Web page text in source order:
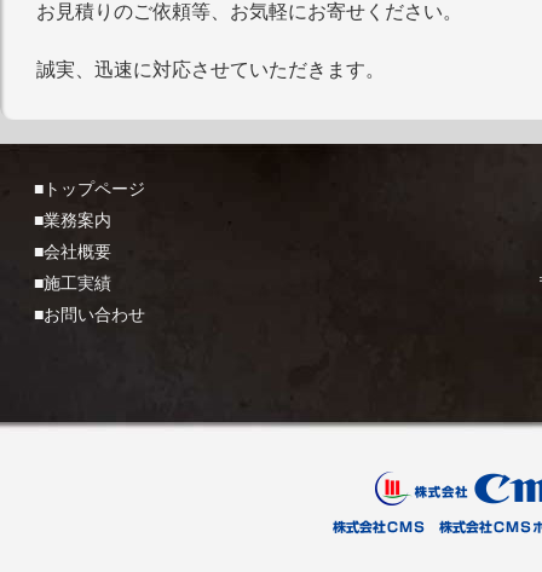
お見積りのご依頼等、お気軽にお寄せください。
誠実、迅速に対応させていただきます。
■トップページ
■業務案内
■会社概要
■施工実績
■お問い合わせ